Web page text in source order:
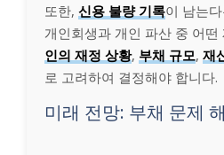
또한, 신용 불량 기록이 남는
개인회생과 개인 파산 중 어
인의 재정 상황, 부채 규모, 재
로 고려하여 결정해야 합니다.
미래 전망: 부채 문제